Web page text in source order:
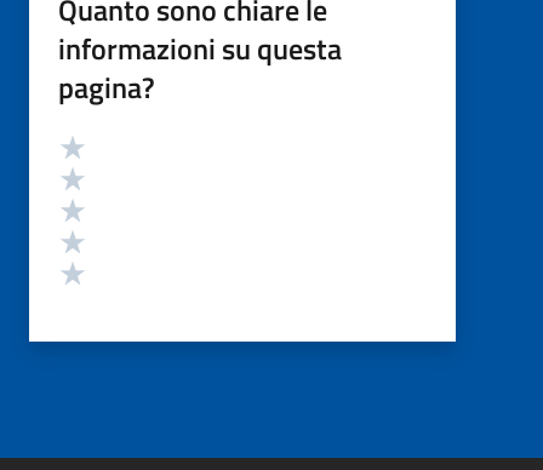
Quanto sono chiare le
informazioni su questa
pagina?
Valutazione